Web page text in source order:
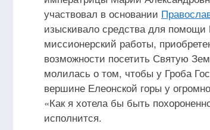
участвовал в основании
изыскивало средства для
миссионерский работы,
возможности посетить Святую
молилась о том, чтобы у Гроба
вершине Елеонской горы у
«Как я хотела бы быть
исполнится.